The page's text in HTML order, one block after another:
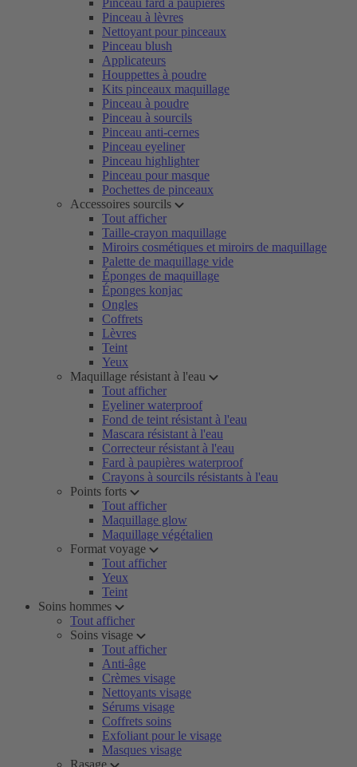
Pinceau fard à paupières
Pinceau à lèvres
Nettoyant pour pinceaux
Pinceau blush
Applicateurs
Houppettes à poudre
Kits pinceaux maquillage
Pinceau à poudre
Pinceau à sourcils
Pinceau anti-cernes
Pinceau eyeliner
Pinceau highlighter
Pinceau pour masque
Pochettes de pinceaux
Accessoires sourcils
Tout afficher
Taille-crayon maquillage
Miroirs cosmétiques et miroirs de maquillage
Palette de maquillage vide
Éponges de maquillage
Éponges konjac
Ongles
Coffrets
Lèvres
Teint
Yeux
Maquillage résistant à l'eau
Tout afficher
Eyeliner waterproof
Fond de teint résistant à l'eau
Mascara résistant à l'eau
Correcteur résistant à l'eau
Fard à paupières waterproof
Crayons à sourcils résistants à l'eau
Points forts
Tout afficher
Maquillage glow
Maquillage végétalien
Format voyage
Tout afficher
Yeux
Teint
Soins hommes
Tout afficher
Soins visage
Tout afficher
Anti-âge
Crèmes visage
Nettoyants visage
Sérums visage
Coffrets soins
Exfoliant pour le visage
Masques visage
Rasage